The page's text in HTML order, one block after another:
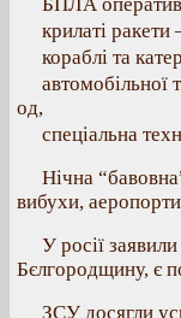
крилаті
кораблі та
автомобільної
од,
спеціальна
Нічна
вибухи,
У росії
Бєлгородщину, є
ЗСУ досягли